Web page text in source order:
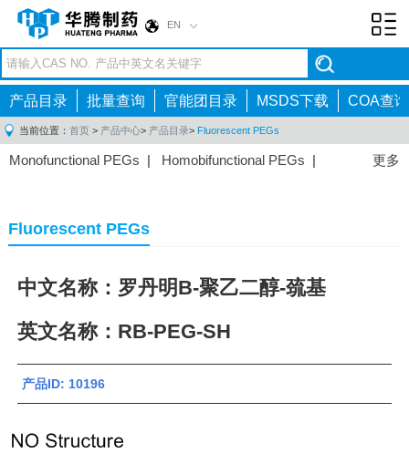
EN
产品目录 批量查询 官能团目录 MSDS下载 COA查询
当前位置： 首页 > 产品中心> 产品目录> Fluorescent PEGs
更多
Monofunctional PEGs | Homobifunctional PEGs |
Fluorescent PEGs
中文名称：罗丹明B-聚乙二醇-巯基
英文名称：RB-PEG-SH
产品ID: 10196